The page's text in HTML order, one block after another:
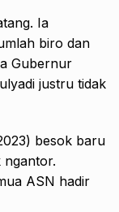
Ia
biro dan
Gubernur
justru tidak
besok baru
ngantor.
ASN hadir